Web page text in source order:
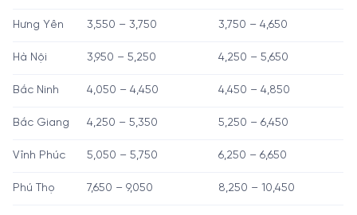
Hưng Yên 3,550 – 3,750 3,750 – 4,650
Hà Nội 3,950 – 5,250 4,250 – 5,650
Bắc Ninh 4,050 – 4,450 4,450 – 4,850
Bắc Giang 4,250 – 5,350 5,250 – 6,450
Vĩnh Phúc 5,050 – 5,750 6,250 – 6,650
Phú Thọ 7,650 – 9,050 8,250 – 10,450